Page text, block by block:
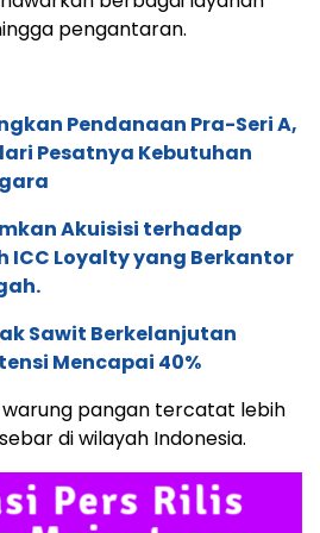
pengantaran.
Pendanaan Pra-Seri A,
Pesatnya Kebutuhan
Akuisisi terhadap
ICC Loyalty yang Berkantor
Sawit Berkelanjutan
Mencapai 40%
warung pangan tercatat lebih
di wilayah Indonesia.